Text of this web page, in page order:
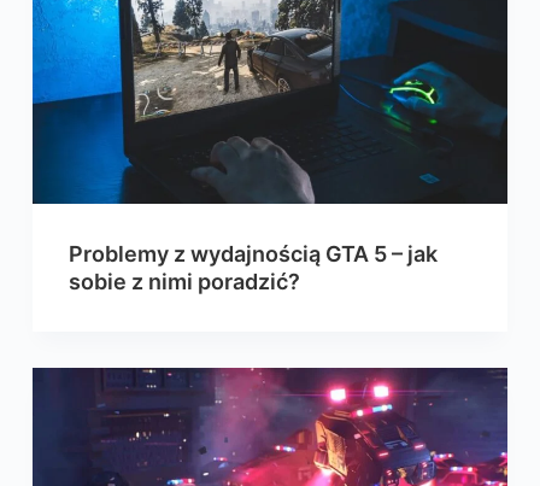
Problemy z wydajnością GTA 5 – jak
sobie z nimi poradzić?